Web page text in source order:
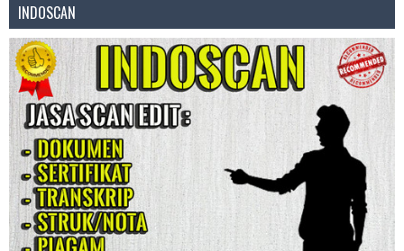
INDOSCAN